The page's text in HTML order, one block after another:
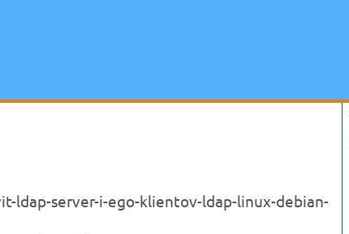
ldap-server-i-ego-klientov-ldap-linux-debian-